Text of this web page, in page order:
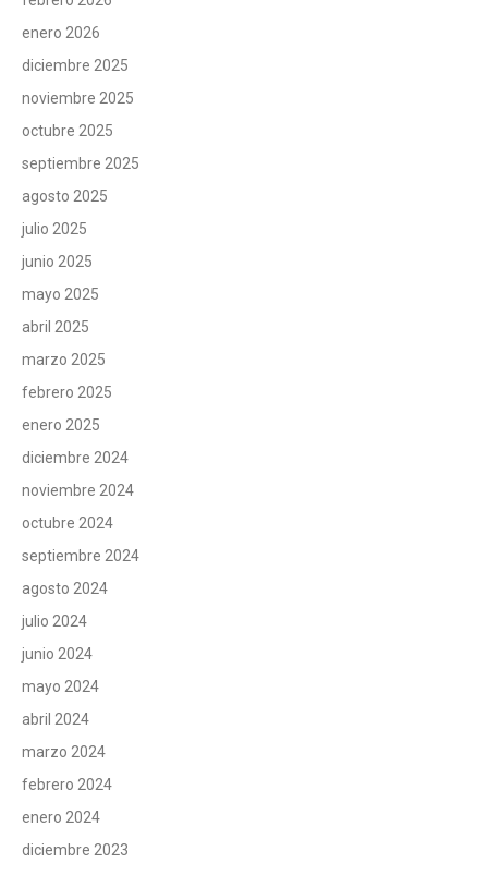
enero 2026
diciembre 2025
noviembre 2025
octubre 2025
septiembre 2025
agosto 2025
julio 2025
junio 2025
mayo 2025
abril 2025
marzo 2025
febrero 2025
enero 2025
diciembre 2024
noviembre 2024
octubre 2024
septiembre 2024
agosto 2024
julio 2024
junio 2024
mayo 2024
abril 2024
marzo 2024
febrero 2024
enero 2024
diciembre 2023